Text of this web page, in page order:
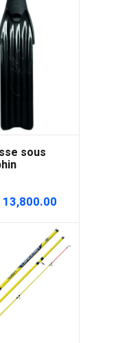
sous
13,800.00
actuel
est :